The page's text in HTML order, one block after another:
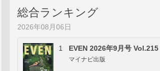
総合ランキング
2026年08月06日
1 EVEN 2026年9月号 Vol.215
マイナビ出版